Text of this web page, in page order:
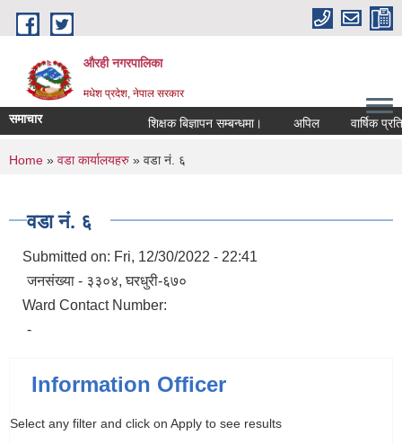
Skip to main content
औरही नगरपालिका
मधेश प्रदेश, नेपाल सरकार
समाचार शिक्षक बिज्ञापन सम्बन्धमा। अपिल वार्षिक
You are here
Home » वडा कार्यालयहरु » वडा नं. ६
वडा नं. ६
Submitted on: Fri, 12/30/2022 - 22:41
जनसंख्या - ३३०४, घरधुरी-६७०
Ward Contact Number:
-
Information Officer
Select any filter and click on Apply to see results